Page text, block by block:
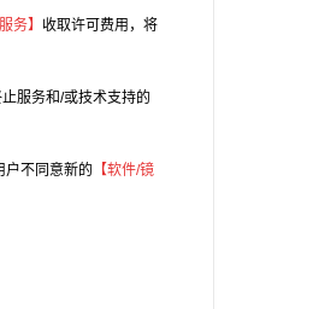
务】 收取许可费用，将
服务和/或技术支持的
户不同意新的 【软件/镜